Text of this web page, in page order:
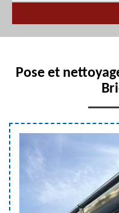
Pose et